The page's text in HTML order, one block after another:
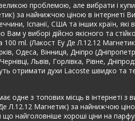
проблемою, але вибрати і
за найнижчою ціною в інтернеті
Іспанії, США та інших країн,
у виборі дійсно якісного та
ml. (Лакост Еу Де Л.12.12
Одеса, Вінниця, Дніпро
Львів, Горлівка, Рівне,
отримати духи Lacoste швидко
одне з топових місць в
Л.12.12 Магнетик) за найнижчою
найголовніше хороші ціни на